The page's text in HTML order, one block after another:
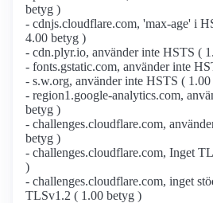
betyg )
- cdnjs.cloudflare.com, 'max-age' i
4.00 betyg )
- cdn.plyr.io, använder inte HSTS (
- fonts.gstatic.com, använder inte
- s.w.org, använder inte HSTS (
- region1.google-analytics.com,
betyg )
- challenges.cloudflare.com,
betyg )
- challenges.cloudflare.com, Inget
)
- challenges.cloudflare.com, inget
TLSv1.2 ( 1.00 betyg )